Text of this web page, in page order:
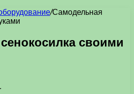
/Самодельная
своими